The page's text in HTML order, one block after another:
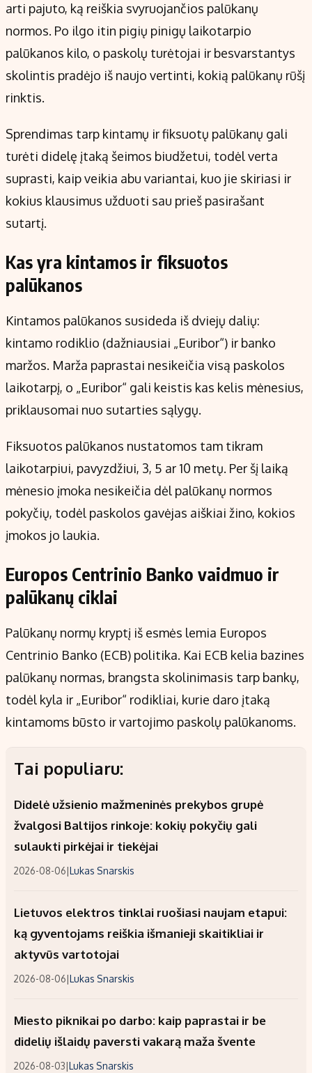
Kontaktai
Regionų naujienos
Indėlių palūkanos
arti pajuto, ką reiškia svyruojančios palūkanų
normos. Po ilgo itin pigių pinigų laikotarpio
palūkanos kilo, o paskolų turėtojai ir besvarstantys
skolintis pradėjo iš naujo vertinti, kokią palūkanų rūšį
rinktis.
Sprendimas tarp kintamų ir fiksuotų palūkanų gali
turėti didelę įtaką šeimos biudžetui, todėl verta
suprasti, kaip veikia abu variantai, kuo jie skiriasi ir
kokius klausimus užduoti sau prieš pasirašant
sutartį.
Kas yra kintamos ir fiksuotos
palūkanos
Kintamos palūkanos susideda iš dviejų dalių:
kintamo rodiklio (dažniausiai „Euribor“) ir banko
maržos. Marža paprastai nesikeičia visą paskolos
laikotarpį, o „Euribor“ gali keistis kas kelis mėnesius,
priklausomai nuo sutarties sąlygų.
Fiksuotos palūkanos nustatomos tam tikram
laikotarpiui, pavyzdžiui, 3, 5 ar 10 metų. Per šį laiką
mėnesio įmoka nesikeičia dėl palūkanų normos
pokyčių, todėl paskolos gavėjas aiškiai žino, kokios
įmokos jo laukia.
Europos Centrinio Banko vaidmuo ir
palūkanų ciklai
Palūkanų normų kryptį iš esmės lemia Europos
Centrinio Banko (ECB) politika. Kai ECB kelia bazines
palūkanų normas, brangsta skolinimasis tarp bankų,
todėl kyla ir „Euribor“ rodikliai, kurie daro įtaką
kintamoms būsto ir vartojimo paskolų palūkanoms.
Tai populiaru:
Didelė užsienio mažmeninės prekybos grupė
žvalgosi Baltijos rinkoje: kokių pokyčių gali
sulaukti pirkėjai ir tiekėjai
2026-08-06|Lukas Snarskis
Lietuvos elektros tinklai ruošiasi naujam etapui:
ką gyventojams reiškia išmanieji skaitikliai ir
aktyvūs vartotojai
2026-08-06|Lukas Snarskis
Miesto piknikai po darbo: kaip paprastai ir be
didelių išlaidų paversti vakarą maža švente
2026-08-03|Lukas Snarskis